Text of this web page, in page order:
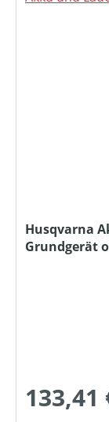
Husqvarna
Grundgerät
133,41